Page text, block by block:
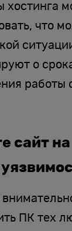
хостинга
что
о
работы
сайт на
ПК тех